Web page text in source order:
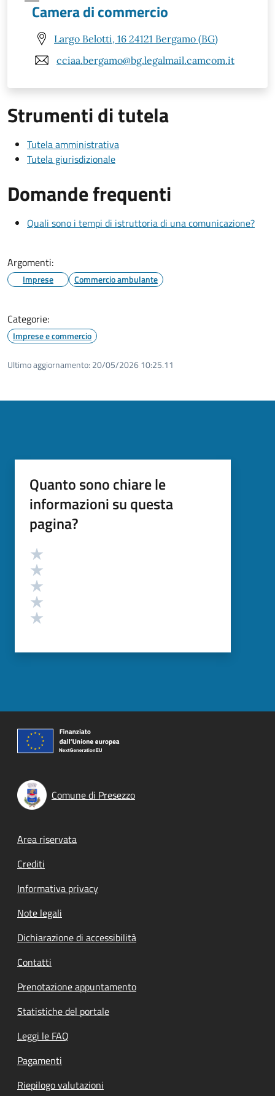
Camera di commercio
Largo Belotti, 16 24121 Bergamo (BG)
cciaa.bergamo@bg.legalmail.camcom.it
Strumenti di tutela
Tutela amministrativa
Tutela giurisdizionale
Domande frequenti
Quali sono i tempi di istruttoria di una comunicazione?
Argomenti:
Imprese Commercio ambulante
Categorie:
Imprese e commercio
Ultimo aggiornamento: 20/05/2026 10:25.11
Quanto sono chiare le
informazioni su questa
pagina?
Valutazione
Comune di Presezzo
Footer menu
Area riservata
Crediti
Informativa privacy
Note legali
Dichiarazione di accessibilità
Contatti
Prenotazione appuntamento
Statistiche del portale
Leggi le FAQ
Pagamenti
Riepilogo valutazioni